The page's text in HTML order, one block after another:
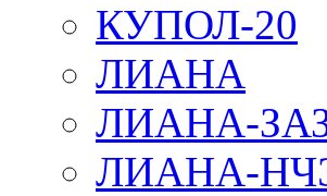
КУПОЛ-20
ЛИАНА
ЛИАНА-
ЛИАНА-